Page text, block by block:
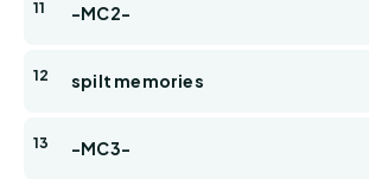
-MC2-
spilt memories
-MC3-